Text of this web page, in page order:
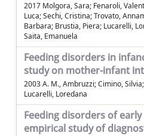
2017 Molgora, Sara; Fenaroli,
Luca; Sechi, Cristina; Trovato,
Barbara; Brustia, Piera; Lucarelli,
Saita, Emanuela
Feeding disorders in
study on mother-infant
2003 A. M., Ambruzzi; Cimino,
Lucarelli, Loredana
Feeding disorders of
empirical study of